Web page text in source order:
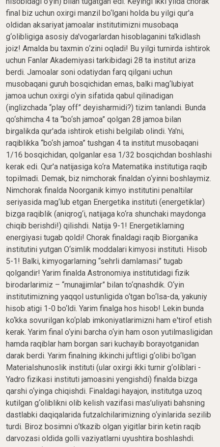
final biz uchun oxirgi manzil bo‘lgani holda bu yilgi qur'a
oldidan aksariyat jamoalar institutimizni musobaqa
g‘olibligiga asosiy da'vogarlardan hisoblaganini ta'kidlash
joiz! Amalda bu taxmin o‘zini oqladi! Bu yilgi turnirda ishtirok
uchun Fanlar Akademiyasi tarkibidagi 28 ta institut ariza
berdi. Jamoalar soni odatiydan farq qilgani uchun
musobaqani guruh bosqichidan emas, balki mag‘lubiyat
jamoa uchun oxirgi o‘yin sifatida qabul qilinadigan
(inglizchada “play off” deyisharmidi?) tizim tanlandi. Bunda
qo‘shimcha 4 ta “bo‘sh jamoa” qolgan 28 jamoa bilan
birgalikda qur'ada ishtirok etishi belgilab olindi. Ya'ni,
raqiblikka “bo‘sh jamoa” tushgan 4 ta institut musobaqani
1/16 bosqichidan, qolganlar esa 1/32 bosqichdan boshlashi
kerak edi. Qur'a natijasiga ko‘ra Matematika institutiga raqib
topilmadi. Demak, biz nimchorak finaldan o‘yinni boshlaymiz.
Nimchorak finalda Noorganik kimyo institutini penaltilar
seriyasida mag‘lub etgan Energetika instituti (energetiklar)
bizga raqiblik (aniqrog‘i, natijaga ko‘ra shunchaki maydonga
chiqib berishdi!) qilishdi. Natija 9-1! Energetiklarning
energiyasi tugab qoldi! Chorak finaldagi raqib Biorganika
institutini yutgan O‘simlik moddalari kimyosi instituti. Hisob
5-1! Balki, kimyogarlarning “sehrli damlamasi” tugab
qolgandir! Yarim finalda Astronomiya institutidagi fizik
birodarlarimiz – “munajjimlar” bilan to‘qnashdik. O‘yin
institutimizning yaqqol ustunligida o‘tgan bo‘lsa-da, yakuniy
hisob atigi 1-0 bo‘ldi. Yarim finalga hos hisob! Lekin bunda
ko‘kka sovurilgan ko‘plab imkoniyatlarimizni ham e'tirof etish
kerak. Yarim final o‘yini barcha o‘yin ham oson yutilmasligidan
hamda raqiblar ham borgan sari kuchayib borayotganidan
darak berdi. Yarim finalning ikkinchi juftligi g‘olibi bo‘lgan
Materialshunoslik instituti (ular oxirgi ikki turnir g‘oliblari -
Yadro fizikasi instituti jamoasini yengishdi) finalda bizga
qarshi o‘yinga chiqishdi. Finaldagi hayajon, institutga uzoq
kutilgan g‘oliblikni olib kelish vazifasi mas’uliyati bahsning
dastlabki daqiqalarida futzalchilarimizning o‘yinlarida sezilib
turdi. Biroz bosimni o‘tkazib olgan yigitlar birin ketin raqib
darvozasi oldida golli vaziyatlarni uyushtira boshlashdi.